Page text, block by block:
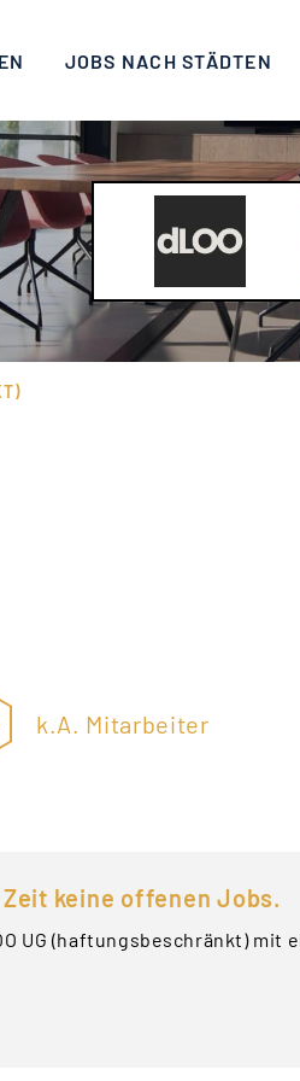
JOBS NACH STÄDTEN
k.A. Mitarbeiter
keine offenen Jobs.
UG (haftungsbeschränkt)